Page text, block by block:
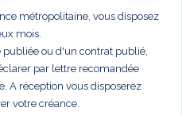
métropolitaine, vous disposez
mois.
publiée ou d'un contrat publié,
par lettre recomandée
A réception vous disposerez
votre créance.